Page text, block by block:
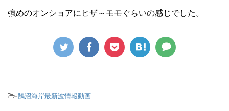
強めのオンショアにヒザ～モモぐらいの感じでした。
-鵠沼海岸最新波情報動画